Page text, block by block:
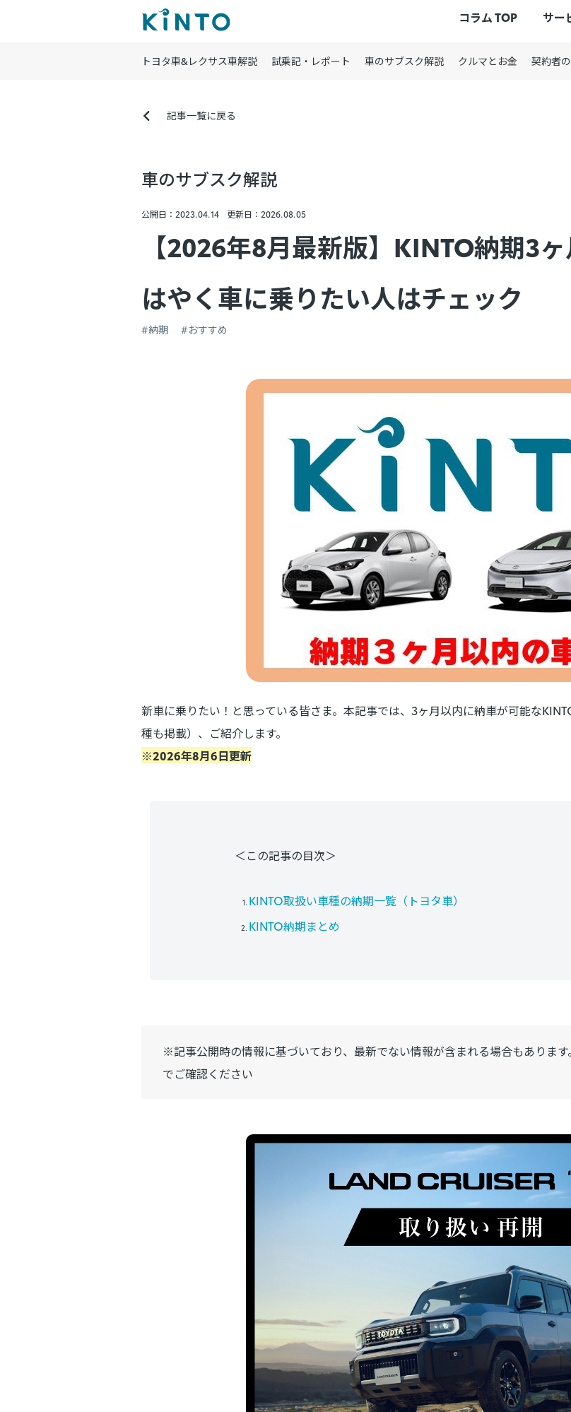
コラム TOP サー
トヨタ車&レクサス車解説 試乗記・レポート 車のサブスク解説 クルマとお金 契約者
記事一覧に戻る
車のサブスク解説
公開日：2023.04.14 更新日：2026.08.05
【2026年8月最新版】KINTO納期3
はやく車に乗りたい人はチェック
#納期 #おすすめ
新車に乗りたい！と思っている皆さま。本記事では、 3ヶ月以内に納車が可能な
種も掲載）、ご紹介します。
※2026年8月6日更新
＜この記事の目次＞
KINTO取扱い車種の納期一覧（トヨタ車）
KINTO納期まとめ
※記事公開時の情報に基づいており、最新でない情報が含まれる場合もありま
でご確認ください